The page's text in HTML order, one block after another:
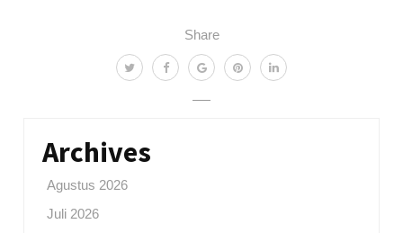
Share
Archives
Agustus 2026
Juli 2026